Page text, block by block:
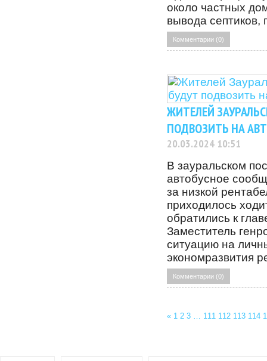
около частных
вывода
Комментарии (0)
ЖИТЕЛЕЙ
ПОДВОЗИТЬ НА
20.03.2024 10:51
В зауральском
автобусное
за низкой
приходилось
обратились к
Заместитель
ситуацию на
экономразвития
Комментарии (0)
« 1 2 3 … 111 112 113 114